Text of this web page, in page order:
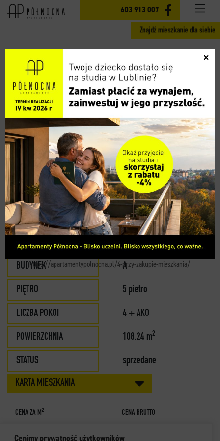
Cenimy prywatność użytkowników
603 913 007
Znajdź mieszkanie dla siebie
INWESTYCJA
GOTOWE MIESZKANIA ETAP I
CENY
LOKALIZACJA
AKTUALNOŚCI
GALERIA
WIDOK 360
KONTAKT
MIESZKANIE 43
BUDYNEK A
PIĘTRO 5 pietro
LICZBA POKOI 4 + AKO
POWIERZCHNIA 108.24 m2
STATUS sprzedane
KARTA MIESZKANIA
CENA ZA M2 CENA BRUTTO
https://apartamentypolnocna.pl/4-przy-zakupie-mieszkania/
×